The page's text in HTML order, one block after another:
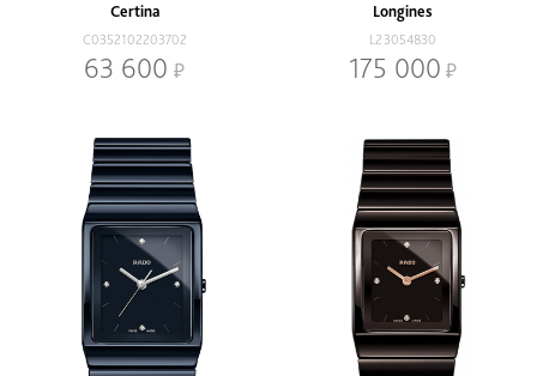
Certina
C0352102203702
63 600
Longines
L23054830
175 000